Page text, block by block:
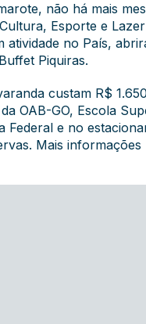
não há mais
Esporte e
atividade no País,
Piquiras.
custam R$
OAB-GO, Escola
Federal e no
Mais